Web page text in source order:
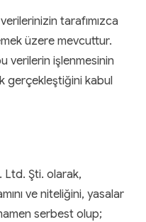
tarafımızca
üzere mevcuttur.
verilerin işlenmesinin
gerçekleştiğini kabul
Ltd. Şti. olarak,
ve niteliğini, yasalar
serbest olup;